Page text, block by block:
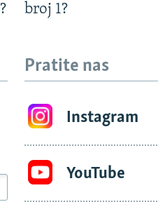
broj 1?
Pratite nas
Instagram
YouTube